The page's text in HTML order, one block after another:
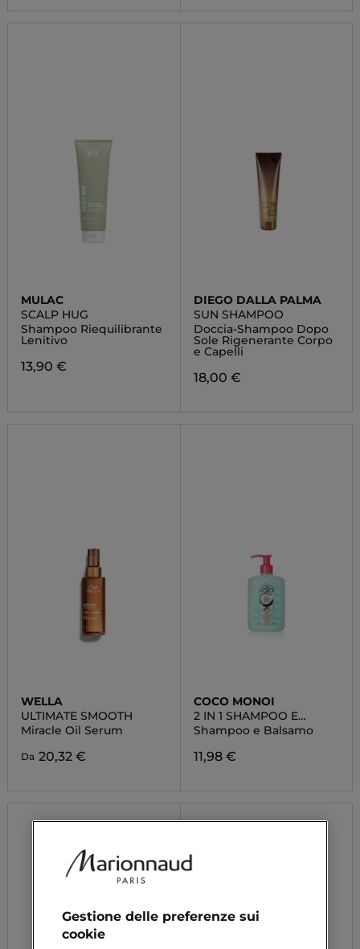
MULAC
SCALP HUG
Shampoo Riequilibrante
Lenitivo
13,90 €
DIEGO DALLA PALMA
SUN SHAMPOO
Doccia-Shampoo Dopo
Sole Rigenerante Corpo
e Capelli
18,00 €
WELLA
ULTIMATE SMOOTH
Miracle Oil Serum
Da 20,32 €
COCO MONOI
2 IN 1 SHAMPOO E
BALSAMO
Shampoo e Balsamo
11,98 €
Gestione delle preferenze sui
cookie